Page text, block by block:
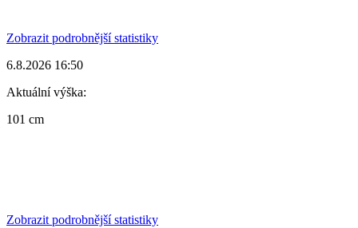
Zobrazit podrobnější statistiky
6.8.2026 16:50
Aktuální výška:
101 cm
Zobrazit podrobnější statistiky